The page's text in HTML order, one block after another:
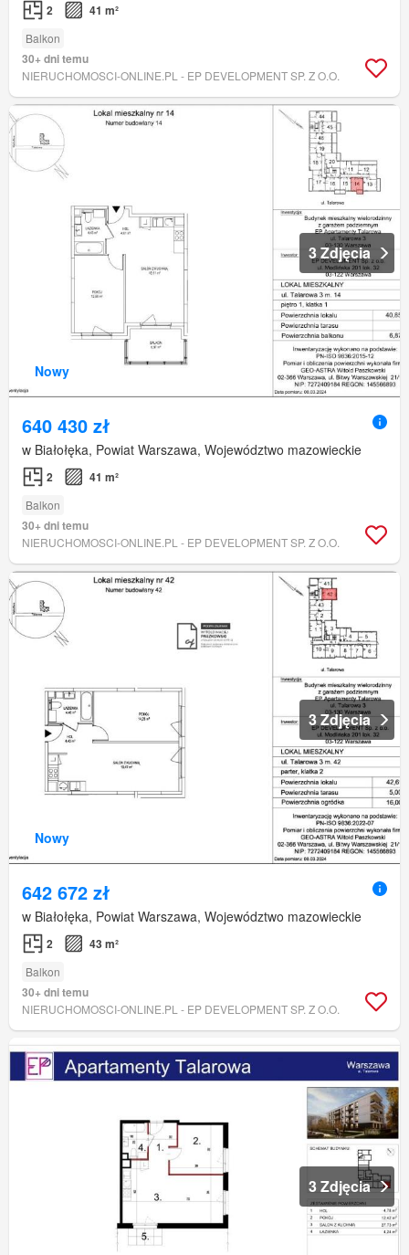
2 41 m²
Balkon
30+ dni temu
NIERUCHOMOSCI-ONLINE.PL - EP DEVELOPMENT SP. Z O.O.
Nowy
3 Zdjęcia
640 430 zł
w Białołęka, Powiat Warszawa, Województwo mazowieckie
2 41 m²
Balkon
30+ dni temu
NIERUCHOMOSCI-ONLINE.PL - EP DEVELOPMENT SP. Z O.O.
Nowy
3 Zdjęcia
642 672 zł
w Białołęka, Powiat Warszawa, Województwo mazowieckie
2 43 m²
Balkon
30+ dni temu
NIERUCHOMOSCI-ONLINE.PL - EP DEVELOPMENT SP. Z O.O.
3 Zdjęcia